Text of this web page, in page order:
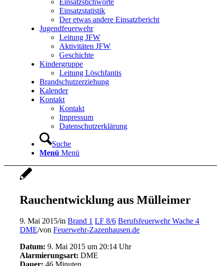
Einsatzstichworte
Einsatzstatistik
Der etwas andere Einsatzbericht
Jugendfeuerwehr
Leitung JFW
Aktivitäten JFW
Geschichte
Kindergruppe
Leitung Löschfantis
Brandschutzerziehung
Kalender
Kontakt
Kontakt
Impressum
Datenschutzerklärung
Suche
Menü Menü
Rauchentwicklung aus Mülleimer
9. Mai 2015/inBrand 1 LF 8/6 Berufsfeuerwehr Wache 4
DME/vonFeuerwehr-Zazenhausen.de
Datum: 9. Mai 2015 um 20:14 Uhr
Alarmierungsart: DME
Dauer: 46 Minuten